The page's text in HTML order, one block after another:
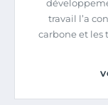
travail l’a
carbone et les